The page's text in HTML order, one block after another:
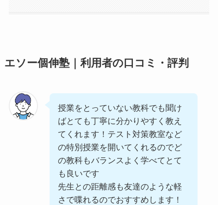
エソー個伸塾｜利用者の口コミ・評判
授業をとっていない教科でも聞け
ばとても丁寧に分かりやすく教え
てくれます！テスト対策教室など
の特別授業を開いてくれるのでど
の教科もバランスよく学べてとて
も良いです
先生との距離感も友達のような軽
さで喋れるのでおすすめします！